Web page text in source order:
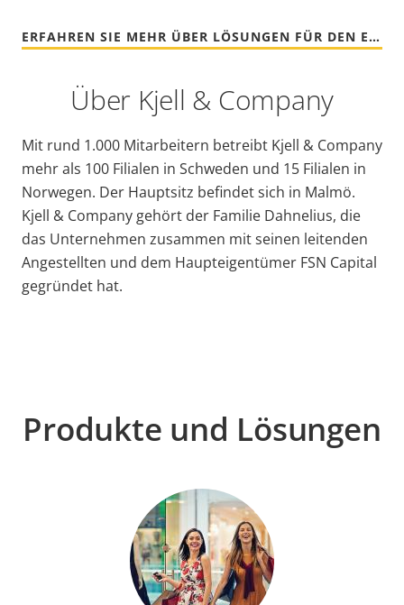
ERFAHREN SIE MEHR ÜBER LÖSUNGEN FÜR DEN EINZELHANDEL
Über Kjell & Company
Mit rund 1.000 Mitarbeitern betreibt Kjell & Company
mehr als 100 Filialen in Schweden und 15 Filialen in
Norwegen. Der Hauptsitz befindet sich in Malmö.
Kjell & Company gehört der Familie Dahnelius, die
das Unternehmen zusammen mit seinen leitenden
Angestellten und dem Haupteigentümer FSN Capital
gegründet hat.
Produkte und Lösungen